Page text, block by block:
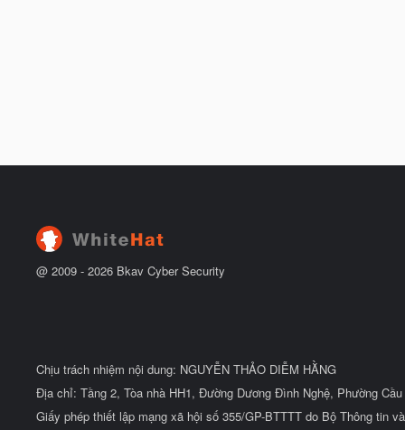
@ 2009 - 2026 Bkav Cyber Security
Chịu trách nhiệm nội dung: NGUYỄN THẢO DIỄM HẰNG
Địa chỉ: Tầng 2, Tòa nhà HH1, Đường Dương Đình Nghệ, Phường
Giấy phép thiết lập mạng xã hội số 355/GP-BTTTT do Bộ Thông tin